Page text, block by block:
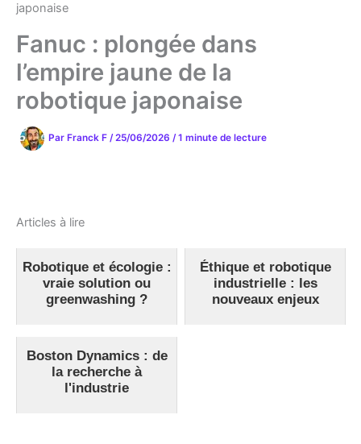
japonaise
Fanuc : plongée dans
l’empire jaune de la
robotique japonaise
Par Franck F /25/06/2026 /1 minute de lecture
Articles à lire
Robotique et écologie :
vraie solution ou
greenwashing ?
Éthique et robotique
industrielle : les
nouveaux enjeux
Boston Dynamics : de
la recherche à
l'industrie